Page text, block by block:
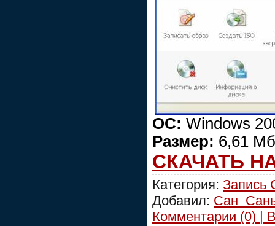
ОС: Windows
Размер: 6,61
СКАЧАТЬ
Категория: Запись
Добавил:
Комментарии (0) |